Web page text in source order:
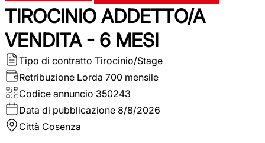
TIROCINIO ADDETTO/A
VENDITA - 6 MESI
Tipo di contratto Tirocinio/Stage
Retribuzione Lorda 700 mensile
Codice annuncio 350243
Data di pubblicazione 8/8/2026
Città Cosenza